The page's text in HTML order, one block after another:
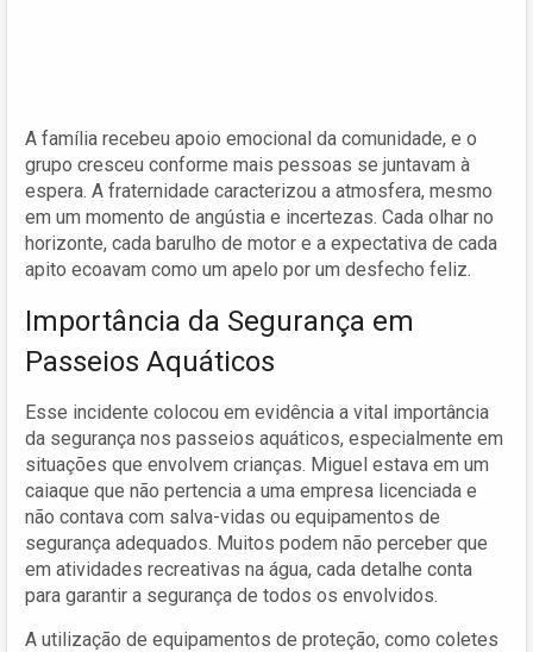
A família recebeu apoio emocional da comunidade, e o
grupo cresceu conforme mais pessoas se juntavam à
espera. A fraternidade caracterizou a atmosfera, mesmo
em um momento de angústia e incertezas. Cada olhar no
horizonte, cada barulho de motor e a expectativa de cada
apito ecoavam como um apelo por um desfecho feliz.
Importância da Segurança em
Passeios Aquáticos
Esse incidente colocou em evidência a vital importância
da segurança nos passeios aquáticos, especialmente em
situações que envolvem crianças. Miguel estava em um
caiaque que não pertencia a uma empresa licenciada e
não contava com salva-vidas ou equipamentos de
segurança adequados. Muitos podem não perceber que
em atividades recreativas na água, cada detalhe conta
para garantir a segurança de todos os envolvidos.
A utilização de equipamentos de proteção, como coletes